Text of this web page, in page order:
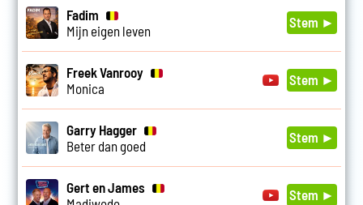
Fadim
Mijn eigen leven
Stem ►
Freek Vanrooy
Monica
Stem ►
Garry Hagger
Beter dan goed
Stem ►
Gert en James
Stem ►